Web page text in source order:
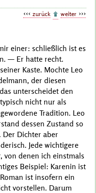
zurück weiter
einer: schließlich ist es
— Er hatte recht.
Kaste. Mochte Leo
der diesen
unterscheidet den
nicht nur als
Tradition. Leo
dessen Zustand so
Dichter aber
Jede wichtigere
von denen ich einstmals
Beispiel: Karenin ist
ist insofern ein
vorstellen. Darum